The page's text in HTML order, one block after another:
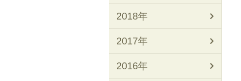
2018年
2017年
2016年